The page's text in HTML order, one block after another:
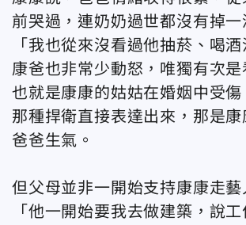
前哭過，連奶奶過世都沒有掉
「我也從來沒看過他抽菸、喝酒
康爸也非常少動怒，唯獨有次是
也就是康康的姑姑在婚姻中受
那種捍衛直接表達出來，那是康
爸爸生氣。
但父母並非一開始支持康康走藝
「他一開始要我去做建築，說工